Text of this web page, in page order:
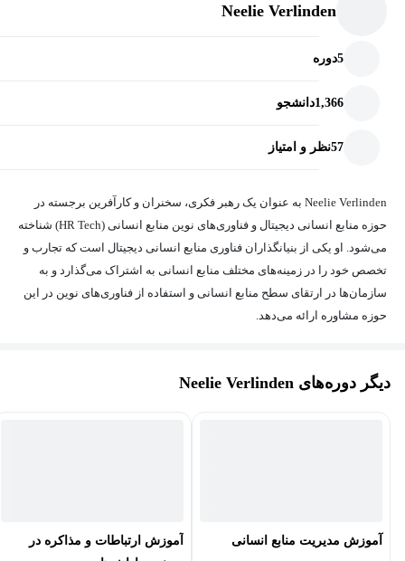
Neelie Verlinden
5دوره
1,366دانشجو
57نظر و امتیاز
Neelie Verlinden به عنوان یک رهبر فکری، سخنران و کارآفرین برجسته در
حوزه منابع انسانی دیجیتال و فناوری‌های نوین منابع انسانی (HR Tech) شناخته
می‌شود. او یکی از بنیانگذاران فناوری منابع انسانی دیجیتال است که تجارب و
تخصص خود را در زمینه‌های مختلف منابع انسانی به اشتراک می‌گذارد و به
سازمان‌ها در ارتقای سطح منابع انسانی و استفاده از فناوری‌های نوین در این
حوزه مشاوره ارائه می‌دهد.
دیگر دوره‌های Neelie Verlinden
آموزش مدیریت منابع انسانی
آموزش ارتباطات و مذاکره در